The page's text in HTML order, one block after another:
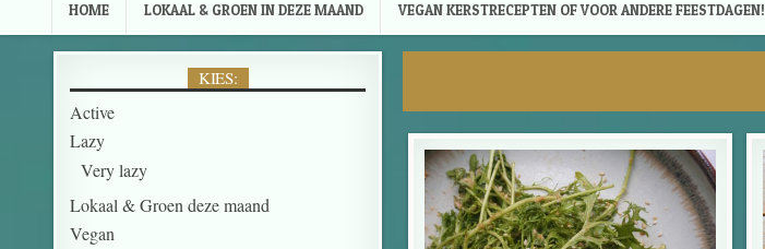
HOME LOKAAL & GROEN IN DEZE MAAND VEGAN KERSTRECEPTEN OF VOOR ANDERE FEESTDAGEN!
KIES:
Active
Lazy
Very lazy
Lokaal & Groen deze maand
Vegan